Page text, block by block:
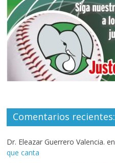
Comentarios recientes:
Dr. Eleazar Guerrero Valencia. en
que canta